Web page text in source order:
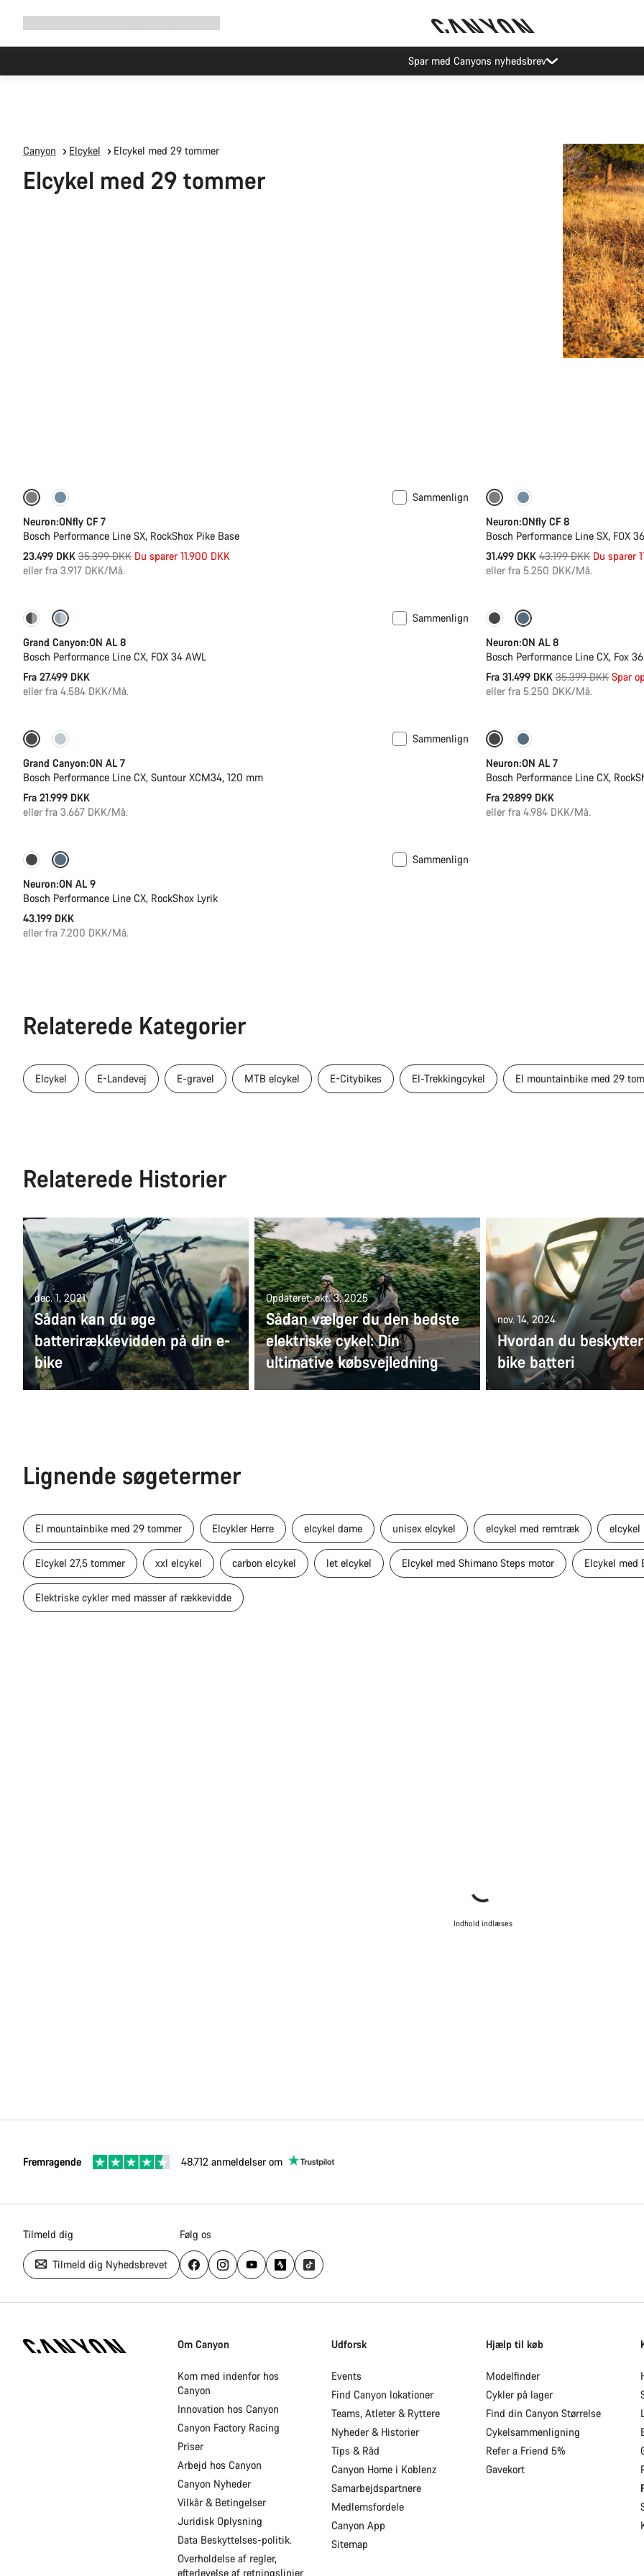
Spar med Canyons nyhedsbrev
Canyon Elcykel Elcykel med 29 tommer
Elcykel med 29 tommer
Kun tilgængelig i L | XL
Sammenlign
Neuron:ONfly CF 7
Bosch Performance Line SX, RockShox Pike Base
23.499 DKK Original
pris
35.399 DKK Du sparer 11.900 DKK
eller fra 3.917 DKK/Må.
-27%
Neuron:ONfly CF 8
Bosch Performance Line SX, FOX
31.499 DKK Original
pris
43.199 DKK Du sparer
eller fra 5.250 DKK/Må.
Dropperpost
Sammenlign
Grand Canyon:ON AL 8
Bosch Performance Line CX, FOX 34 AWL
Fra 27.499 DKK
eller fra 4.584 DKK/Må.
-11%
Neuron:ON AL 8
Bosch Performance Line CX, Fox
Fra 31.499 DKK Original
pris
35.399 DKK Spar
eller fra 5.250 DKK/Må.
Kun tilgængelig i L | XL
Sammenlign
Grand Canyon:ON AL 7
Bosch Performance Line CX, Suntour XCM34, 120 mm
Fra 21.999 DKK
eller fra 3.667 DKK/Må.
Kommer snart
Neuron:ON AL 7
Bosch Performance Line CX,
Fra 29.899 DKK
eller fra 4.984 DKK/Må.
Kommer snart
Sammenlign
Neuron:ON AL 9
Bosch Performance Line CX, RockShox Lyrik
43.199 DKK
eller fra 7.200 DKK/Må.
Relaterede Kategorier
Elcykel E-Landevej E-gravel MTB elcykel E-Citybikes El-Trekkingcykel El mountainbike med 29
Relaterede Historier
dec. 1, 2021
Sådan kan du øge
batterirækkevidden på din e-
bike
Opdateret: okt. 3, 2025
Sådan vælger du den bedste
elektriske cykel: Din
ultimative købsvejledning
nov. 14, 2024
Hvordan du
bike batteri
Lignende søgetermer
El mountainbike med 29 tommer Elcykler Herre elcykel dame unisex elcykel elcykel med remtræk elcykel
Elcykel 27,5 tommer xxl elcykel carbon elcykel let elcykel Elcykel med Shimano Steps motor Elcykel med
Elektriske cykler med masser af rækkevidde
Indhold indlæses
Fremragende 48.712 anmeldelser om
Tilmeld dig
Tilmeld dig Nyhedsbrevet
Følg os
Hjemmeside
Om Canyon
Kom med indenfor hos
Canyon
Innovation hos Canyon
Canyon Factory Racing
Priser
Arbejd hos Canyon
Canyon Nyheder
Vilkår & Betingelser
Juridisk Oplysning
Data Beskyttelses-politik.
Overholdelse af regler,
efterlevelse af retningslinjer
Udforsk
Events
Find Canyon lokationer
Teams, Atleter & Ryttere
Nyheder & Historier
Tips & Råd
Canyon Home i Koblenz
Samarbejdspartnere
Medlemsfordele
Canyon App
Sitemap
Hjælp til køb
Modelfinder
Cykler på lager
Find din Canyon Størrelse
Cykelsammenligning
Refer a Friend 5%
Gavekort